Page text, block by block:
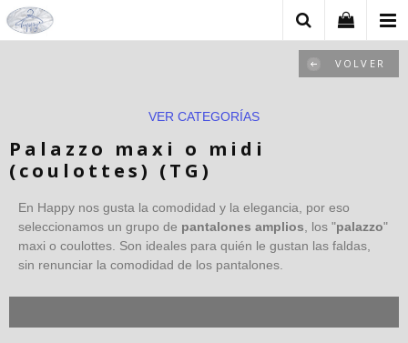
VOLVER
VER CATEGORÍAS
Palazzo maxi o midi
(coulottes) (TG)
En Happy nos gusta la comodidad y la elegancia, por eso
seleccionamos un grupo de pantalones amplios , los "palazzo"
maxi o coulottes. Son ideales para quién le gustan las faldas,
sin renunciar la comodidad de los pantalones.